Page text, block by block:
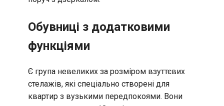
Обувниці з додатковими
функціями
Є група невеликих за розміром взуттєвих
стелажів, які спеціально створені для
квартир з вузькими передпокоями. Вони